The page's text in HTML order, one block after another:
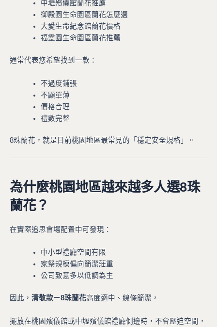
中壢殯儀館蘭花推薦
御殿園生命園區蘭花怎麼選
大愛生命紀念館蘭花價格
福靈園生命園區蘭花推薦
通常代表您希望找到一款：
不過度鋪張
不顯單薄
價格合理
禮數完整
8珠蘭花，就是目前桃園地區最常見的「穩定安全規格」。
為什麼桃園地區越來越多人選8珠
蘭花？
在實際追思會場配置中可發現：
中小型禮廳空間有限
家祭規模偏向簡潔莊重
公司致意多以低調為主
因此， 清敬款－8珠蘭花高度適中、線條簡潔，
擺放在桃園殯儀館或中壢殯儀館禮廳側邊時，不會壓迫空間，